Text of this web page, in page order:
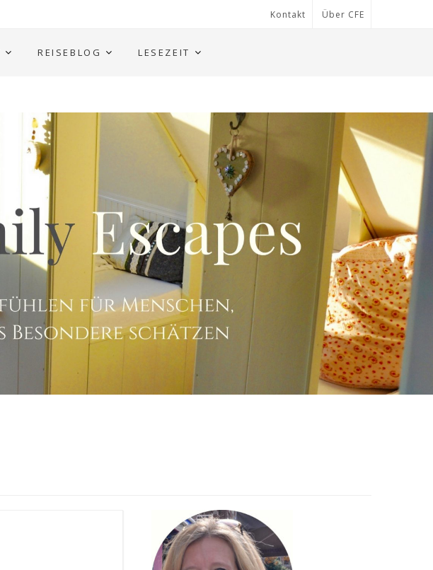
Kontakt Über CFE
REISEBLOG LESEZEIT